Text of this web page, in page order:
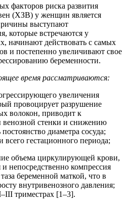
факторов риска развития
(ХЗВ) у женщин является
выступают
которые встречаются у
начинают действовать с самых
и постепенно увеличивают свое
беременности.
время рассматриваются:
увеличения
провоцирует разрушение
волокон, приводит к
стенки и снижению
диаметра сосуда;
гестационного периода;
объема циркулирующей крови,
непосредственно компрессия
беременной маткой, что в
внутривенозного давления;
триместрах [1–3].